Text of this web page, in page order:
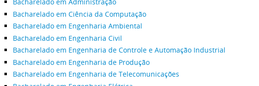
Bacharelado em Ciência da Computação
Bacharelado em Engenharia Ambiental
Bacharelado em Engenharia Civil
Bacharelado em Engenharia de Controle e Automação Industrial
Bacharelado em Engenharia de Produção
Bacharelado em Engenharia de Telecomunicações